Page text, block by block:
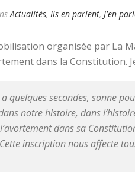
Actualités, Ils en parlent, J'en
organisée par La
dans la Constitution.
quelques secondes, sonne
notre histoire, dans
dans sa
inscription nous affecte